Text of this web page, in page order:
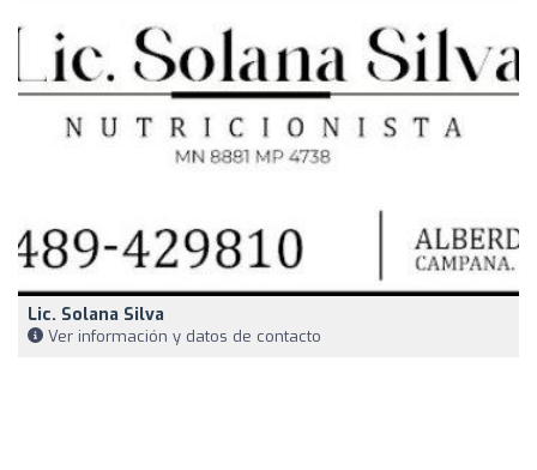
Lic. Solana Silva
Ver información y datos de contacto